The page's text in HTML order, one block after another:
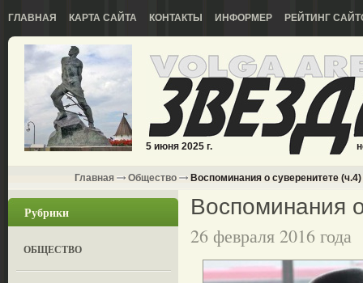
ГЛАВНАЯ КАРТА САЙТА КОНТАКТЫ ИНФОРМЕР РЕЙТИНГ
5 июня 2025 г.
Главная Общество Воспоминания о суверенитете (ч.4)
Рубрики
ОБЩЕСТВО
Воспоминания
26 февраля 2016 года